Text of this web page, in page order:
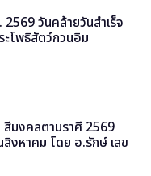
วันคล้ายวันสำเร็จ
โพธิสัตว์กวนอิม
สีมงคลตามราศี 2569
สิงหาคม โดย อ.รักษ์ เลข